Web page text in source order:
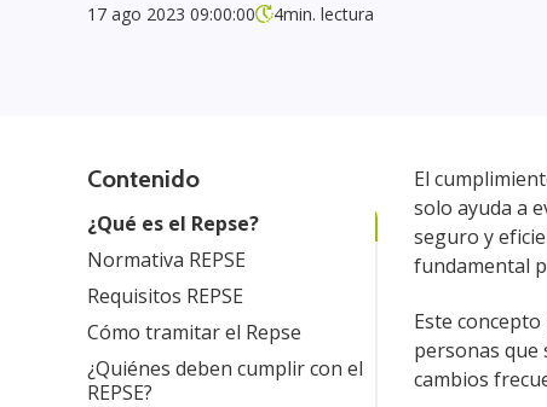
17 ago 2023 09:00:00 4min. lectura
Contenido
¿Qué es el Repse?
Normativa REPSE
Requisitos REPSE
Cómo tramitar el Repse
¿Quiénes deben cumplir con el
REPSE?
El
solo ayuda a
seguro y
fundamental
Este
personas que
cambios